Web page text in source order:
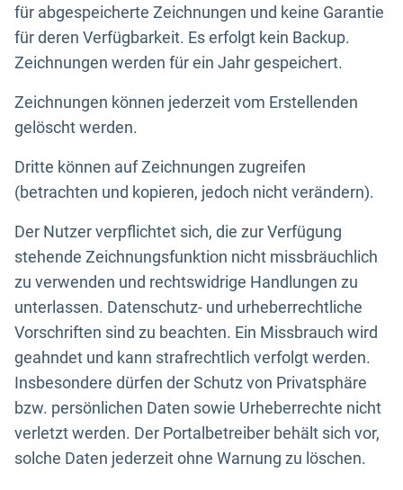
für abgespeicherte Zeichnungen und keine Garantie
für deren Verfügbarkeit. Es erfolgt kein Backup.
Zeichnungen werden für ein Jahr gespeichert.
Zeichnungen können jederzeit vom Erstellenden
gelöscht werden.
Dritte können auf Zeichnungen zugreifen
(betrachten und kopieren, jedoch nicht verändern).
Der Nutzer verpflichtet sich, die zur Verfügung
stehende Zeichnungsfunktion nicht missbräuchlich
zu verwenden und rechtswidrige Handlungen zu
unterlassen. Datenschutz- und urheberrechtliche
Vorschriften sind zu beachten. Ein Missbrauch wird
geahndet und kann strafrechtlich verfolgt werden.
Insbesondere dürfen der Schutz von Privatsphäre
bzw. persönlichen Daten sowie Urheberrechte nicht
verletzt werden. Der Portalbetreiber behält sich vor,
solche Daten jederzeit ohne Warnung zu löschen.